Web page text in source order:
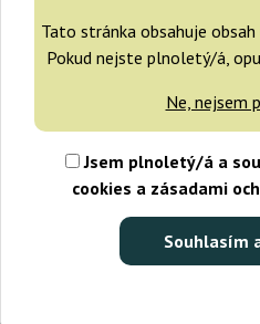
Tato stránka obsahuje
Pokud nejste plnoletý/á,
Ne, nejsem
Jsem plnoletý/á a
cookies a zásadami
Souhlasím